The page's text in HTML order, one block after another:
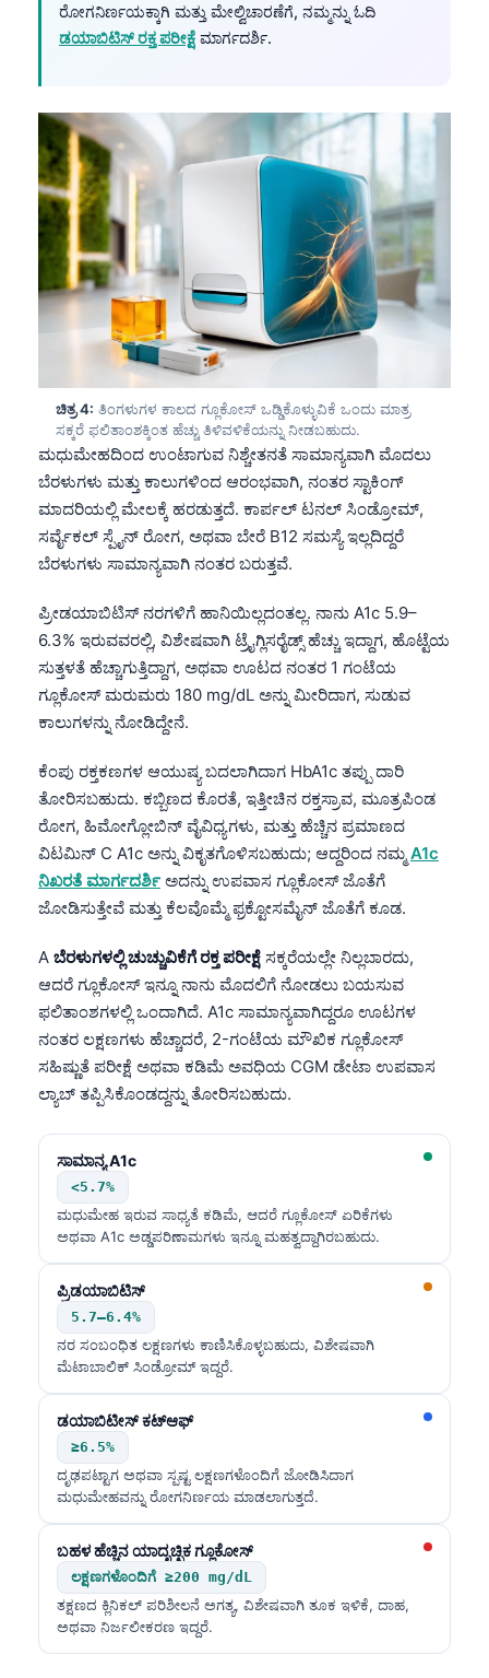
ರೋಗನಿರ್ಣಯಕ್ಕಾಗಿ ಮತ್ತು ಮೇಲ್ವಿಚಾರಣೆಗೆ, ನಮ್ಮನ್ನು ಓದಿ
ಡಯಾಬಿಟಿಸ್ ರಕ್ತ ಪರೀಕ್ಷೆ ಮಾರ್ಗದರ್ಶಿ.
ಚಿತ್ರ 4: ತಿಂಗಳುಗಳ ಕಾಲದ ಗ್ಲೂಕೋಸ್ ಒಡ್ಡಿಕೊಳ್ಳುವಿಕೆ ಒಂದು ಮಾತ್ರ
ಸಕ್ಕರೆ ಫಲಿತಾಂಶಕ್ಕಿಂತ ಹೆಚ್ಚು ತಿಳಿವಳಿಕೆಯನ್ನು ನೀಡಬಹುದು.
ಮಧುಮೇಹದಿಂದ ಉಂಟಾಗುವ ನಿಶ್ಚೇತನತೆ ಸಾಮಾನ್ಯವಾಗಿ ಮೊದಲು
ಬೆರಳುಗಳು ಮತ್ತು ಕಾಲುಗಳಿಂದ ಆರಂಭವಾಗಿ, ನಂತರ ಸ್ಟಾಕಿಂಗ್
ಮಾದರಿಯಲ್ಲಿ ಮೇಲಕ್ಕೆ ಹರಡುತ್ತದೆ. ಕಾರ್ಪಲ್ ಟನಲ್ ಸಿಂಡ್ರೋಮ್,
ಸರ್ವೈಕಲ್ ಸ್ಪೈನ್ ರೋಗ, ಅಥವಾ ಬೇರೆ B12 ಸಮಸ್ಯೆ ಇಲ್ಲದಿದ್ದರೆ
ಬೆರಳುಗಳು ಸಾಮಾನ್ಯವಾಗಿ ನಂತರ ಬರುತ್ತವೆ.
ಪ್ರೀಡಯಾಬಿಟಿಸ್ ನರಗಳಿಗೆ ಹಾನಿಯಿಲ್ಲದಂತಲ್ಲ. ನಾನು A1c 5.9–
6.3% ಇರುವವರಲ್ಲಿ, ವಿಶೇಷವಾಗಿ ಟ್ರೈಗ್ಲಿಸರೈಡ್ಸ್ ಹೆಚ್ಚು ಇದ್ದಾಗ, ಹೊಟ್ಟೆಯ
ಸುತ್ತಳತೆ ಹೆಚ್ಚಾಗುತ್ತಿದ್ದಾಗ, ಅಥವಾ ಊಟದ ನಂತರ 1 ಗಂಟೆಯ
ಗ್ಲೂಕೋಸ್ ಮರುಮರು 180 mg/dL ಅನ್ನು ಮೀರಿದಾಗ, ಸುಡುವ
ಕಾಲುಗಳನ್ನು ನೋಡಿದ್ದೇನೆ.
ಕೆಂಪು ರಕ್ತಕಣಗಳ ಆಯುಷ್ಯ ಬದಲಾಗಿದಾಗ HbA1c ತಪ್ಪು ದಾರಿ
ತೋರಿಸಬಹುದು. ಕಬ್ಬಿಣದ ಕೊರತೆ, ಇತ್ತೀಚಿನ ರಕ್ತಸ್ರಾವ, ಮೂತ್ರಪಿಂಡ
ರೋಗ, ಹಿಮೋಗ್ಲೋಬಿನ್ ವೈವಿಧ್ಯಗಳು, ಮತ್ತು ಹೆಚ್ಚಿನ ಪ್ರಮಾಣದ
ವಿಟಮಿನ್ C A1c ಅನ್ನು ವಿಕೃತಗೊಳಿಸಬಹುದು; ಆದ್ದರಿಂದ ನಮ್ಮ A1c
ನಿಖರತೆ ಮಾರ್ಗದರ್ಶಿ ಅದನ್ನು ಉಪವಾಸ ಗ್ಲೂಕೋಸ್ ಜೊತೆಗೆ
ಜೋಡಿಸುತ್ತೇವೆ ಮತ್ತು ಕೆಲವೊಮ್ಮೆ ಫ್ರಕ್ಟೋಸಮೈನ್ ಜೊತೆಗೆ ಕೂಡ.
A ಬೆರಳುಗಳಲ್ಲಿ ಚುಚ್ಚುವಿಕೆಗೆ ರಕ್ತ ಪರೀಕ್ಷೆ ಸಕ್ಕರೆಯಲ್ಲೇ ನಿಲ್ಲಬಾರದು,
ಆದರೆ ಗ್ಲೂಕೋಸ್ ಇನ್ನೂ ನಾನು ಮೊದಲಿಗೆ ನೋಡಲು ಬಯಸುವ
ಫಲಿತಾಂಶಗಳಲ್ಲಿ ಒಂದಾಗಿದೆ. A1c ಸಾಮಾನ್ಯವಾಗಿದ್ದರೂ ಊಟಗಳ
ನಂತರ ಲಕ್ಷಣಗಳು ಹೆಚ್ಚಾದರೆ, 2-ಗಂಟೆಯ ಮೌಖಿಕ ಗ್ಲೂಕೋಸ್
ಸಹಿಷ್ಣುತೆ ಪರೀಕ್ಷೆ ಅಥವಾ ಕಡಿಮೆ ಅವಧಿಯ CGM ಡೇಟಾ ಉಪವಾಸ
ಲ್ಯಾಬ್ ತಪ್ಪಿಸಿಕೊಂಡದ್ದನ್ನು ತೋರಿಸಬಹುದು.
ಸಾಮಾನ್ಯ A1c
<5.7%
ಮಧುಮೇಹ ಇರುವ ಸಾಧ್ಯತೆ ಕಡಿಮೆ, ಆದರೆ ಗ್ಲೂಕೋಸ್ ಏರಿಕೆಗಳು
ಅಥವಾ A1c ಅಡ್ಡಪರಿಣಾಮಗಳು ಇನ್ನೂ ಮಹತ್ವದ್ದಾಗಿರಬಹುದು.
ಪ್ರಿಡಯಾಬಿಟಿಸ್
5.7–6.4%
ನರ ಸಂಬಂಧಿತ ಲಕ್ಷಣಗಳು ಕಾಣಿಸಿಕೊಳ್ಳಬಹುದು, ವಿಶೇಷವಾಗಿ
ಮೆಟಾಬಾಲಿಕ್ ಸಿಂಡ್ರೋಮ್ ಇದ್ದರೆ.
ಡಯಾಬಿಟೀಸ್ ಕಟ್‌ಆಫ್
≥6.5%
ದೃಢಪಟ್ಟಾಗ ಅಥವಾ ಸ್ಪಷ್ಟ ಲಕ್ಷಣಗಳೊಂದಿಗೆ ಜೋಡಿಸಿದಾಗ
ಮಧುಮೇಹವನ್ನು ರೋಗನಿರ್ಣಯ ಮಾಡಲಾಗುತ್ತದೆ.
ಬಹಳ ಹೆಚ್ಚಿನ ಯಾದೃಚ್ಛಿಕ ಗ್ಲೂಕೋಸ್
ಲಕ್ಷಣಗಳೊಂದಿಗೆ ≥200 mg/dL
ತಕ್ಷಣದ ಕ್ಲಿನಿಕಲ್ ಪರಿಶೀಲನೆ ಅಗತ್ಯ, ವಿಶೇಷವಾಗಿ ತೂಕ ಇಳಿಕೆ, ದಾಹ,
ಅಥವಾ ನಿರ್ಜಲೀಕರಣ ಇದ್ದರೆ.